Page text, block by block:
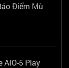
Điểm Mù
AIO-5 Play